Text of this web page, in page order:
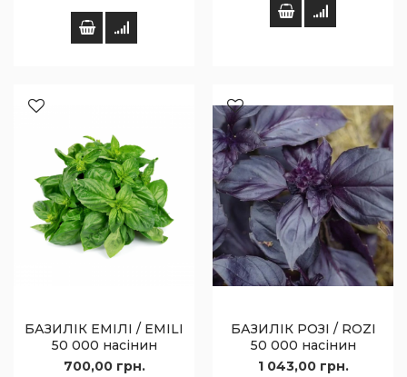
БАЗИЛІК ЕМІЛІ / EMILI
50 000 насінин
700,00 грн.
БАЗИЛІК РОЗІ / ROZI
50 000 насінин
1 043,00 грн.